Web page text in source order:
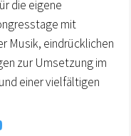
die eigene
mit
Musik, eindrücklichen
zur Umsetzung im
einer vielfältigen